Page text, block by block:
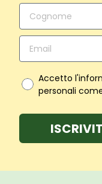
Accetto
personali